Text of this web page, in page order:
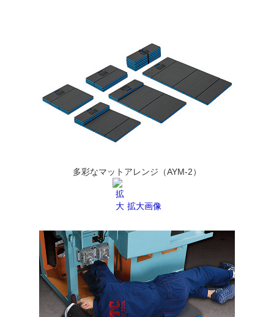
多彩なマットアレンジ（AYM-2）
拡大画像